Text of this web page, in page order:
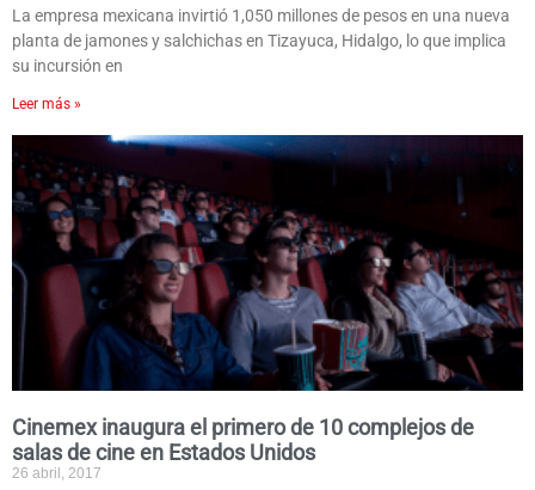
La empresa mexicana invirtió 1,050 millones de pesos en una nueva
planta de jamones y salchichas en Tizayuca, Hidalgo, lo que implica
su incursión en
Leer más »
Cinemex inaugura el primero de 10 complejos de
salas de cine en Estados Unidos
26 abril, 2017